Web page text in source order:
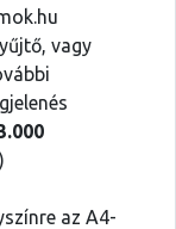
vagy
az A4-